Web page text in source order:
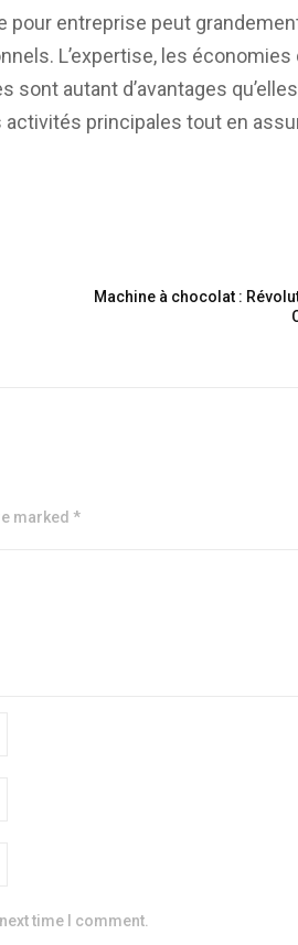
pour entreprise peut
L’expertise, les économies
autant d’avantages
principales tout en
Machine à chocolat :
marked *
time I comment.